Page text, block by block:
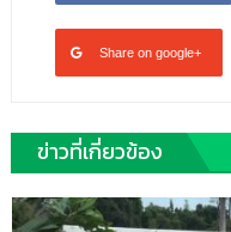
Share on google+
ข่าวที่เกี่ยวข้อง